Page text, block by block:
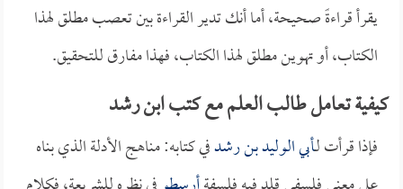
يقرأ قراءةً صحيحة، أما أنك تدير القراءة بين تعصب مطلق لهذا
الكتاب، أو تهوين مطلق لهذا الكتاب، فهذا مفارق للتحقيق.
كيفية تعامل طالب العلم مع كتب ابن رشد
فإذا قرأت لـأبي الوليد بن رشدفي كتابه: مناهج الأدلة الذي بناه